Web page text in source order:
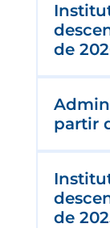
de
partir
de